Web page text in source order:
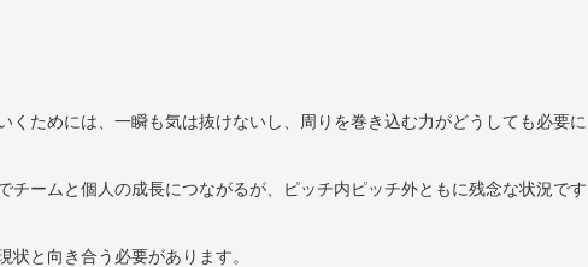
くためには、一瞬も気は抜けないし、周りを巻き込む力がどうしても必要
チームと個人の成長につながるが、ピッチ内ピッチ外ともに残念な状況で
と向き合う必要があります。